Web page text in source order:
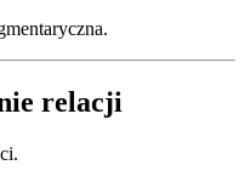
relacji